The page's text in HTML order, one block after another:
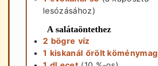
lesózásához)
A salátaöntethez
2 bögre víz
1 kiskanál őrölt köménymag